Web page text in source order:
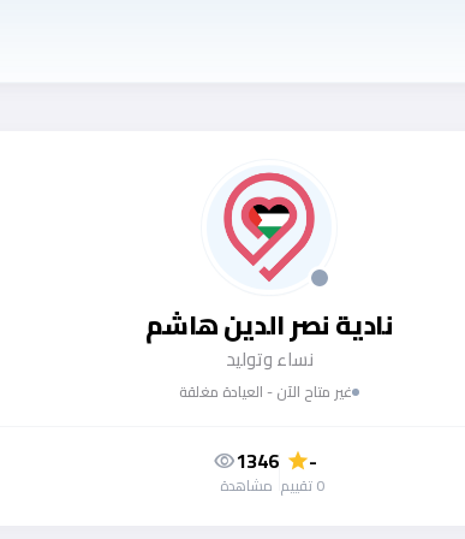
نادية نصر الدين هاشم
نساء وتوليد
غير متاح الآن - العيادة مغلقة
-
star
0 تقييم
1346
visibility
مشاهدة